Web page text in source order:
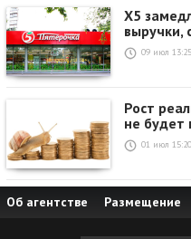
X5
выручки,
09 июл 13:25
Рост
не
01 июл 15:20
Об агентстве Размещение